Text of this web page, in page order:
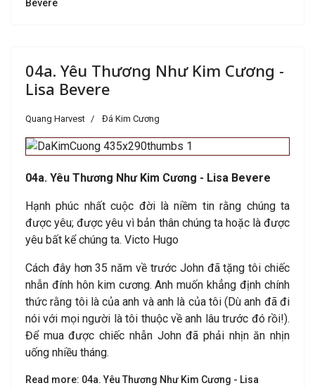
Bevere
04a. Yêu Thương Như Kim Cương -
Lisa Bevere
Quang Harvest Đá Kim Cương
04a. Yêu Thương Như Kim Cương - Lisa Bevere
Hạnh phúc nhất cuộc đời là niềm tin rằng chúng ta
được yêu; được yêu vì bản thân chúng ta hoặc là được
yêu bất kể chúng ta. Victo Hugo
Cách đây hơn 35 năm về trước John đã tặng tôi chiếc
nhẫn đính hôn kim cương. Anh muốn khẳng định chính
thức rằng tôi là của anh và anh là của tôi (Dù anh đã đi
nói với mọi người là tôi thuộc về anh lâu trước đó rồi!).
Để mua được chiếc nhẫn John đã phải nhịn ăn nhịn
uống nhiều tháng.
Read more: 04a. Yêu Thương Như Kim Cương - Lisa